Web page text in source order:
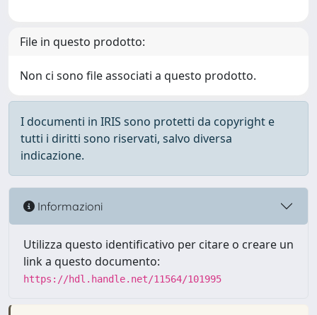
File in questo prodotto:
Non ci sono file associati a questo prodotto.
I documenti in IRIS sono protetti da copyright e
tutti i diritti sono riservati, salvo diversa
indicazione.
Informazioni
Utilizza questo identificativo per citare o creare un
link a questo documento:
https://hdl.handle.net/11564/101995